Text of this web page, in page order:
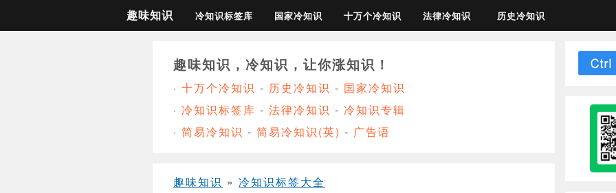
趣味知识 冷知识标签库 国家冷知识 十万个冷知识 法律冷知识 历史冷知识
趣味知识，冷知识，让你涨知识！
· 十万个冷知识 - 历史冷知识 - 国家冷知识
· 冷知识标签库 - 法律冷知识 - 冷知识专辑
· 简易冷知识 - 简易冷知识(英) - 广告语
趣味知识 » 冷知识标签大全